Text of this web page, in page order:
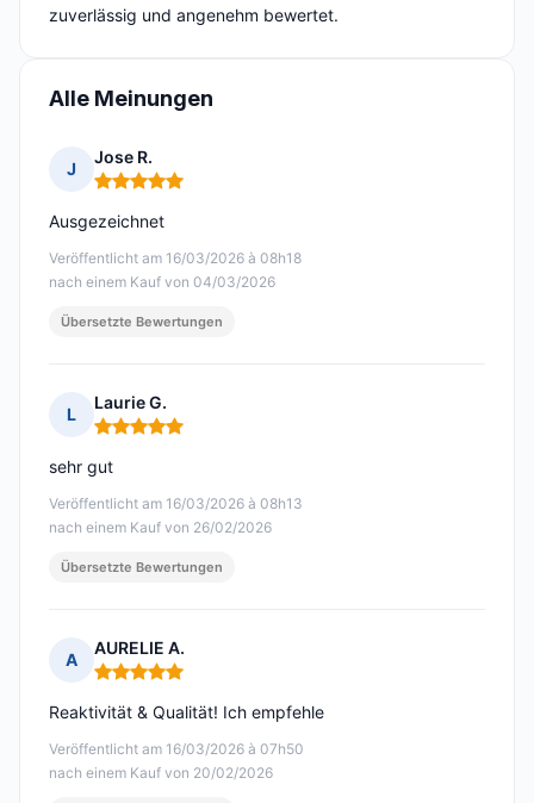
zuverlässig und angenehm bewertet.
Alle Meinungen
J
Jose R.
Hinweis: 5 von 5
Veröffentlicht am 16/03/2026 à 08h18
nach einem Kauf von 04/03/2026
Ausgezeichnet
Übersetzte Bewertungen
L
Laurie G.
Hinweis: 5 von 5
Veröffentlicht am 16/03/2026 à 08h13
nach einem Kauf von 26/02/2026
sehr gut
Übersetzte Bewertungen
A
AURELIE A.
Hinweis: 5 von 5
Veröffentlicht am 16/03/2026 à 07h50
nach einem Kauf von 20/02/2026
Reaktivität & Qualität! Ich empfehle